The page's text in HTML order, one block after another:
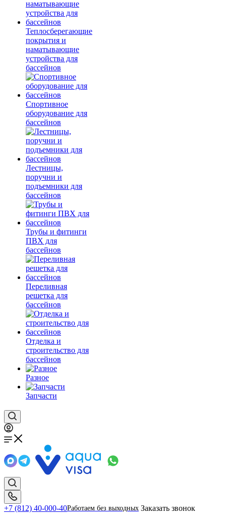
Теплосберегающие
покрытия и
наматывающие
устройства для
бассейнов
Спортивное
оборудование для
бассейнов
Лестницы,
поручни и
подъемники для
бассейнов
Трубы и фитинги
ПВХ для
бассейнов
Переливная
решетка для
бассейнов
Отделка и
строительство для
бассейнов
Разное
Запчасти
+7 (812) 40-000-40Работаем без выходных Заказать звонок